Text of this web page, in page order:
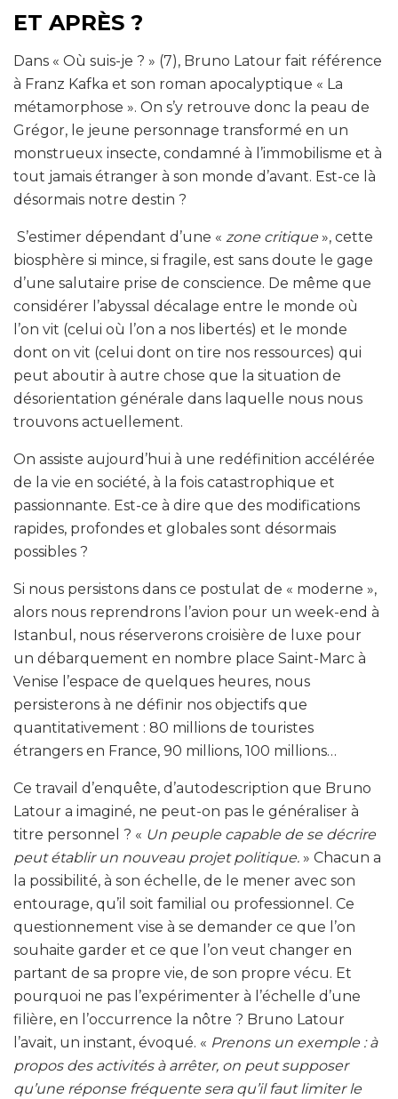
ET APRÈS ?
Dans « Où suis-je ? » (7), Bruno Latour fait référence
à Franz Kafka et son roman apocalyptique « La
métamorphose ». On s’y retrouve donc la peau de
Grégor, le jeune personnage transformé en un
monstrueux insecte, condamné à l’immobilisme et à
tout jamais étranger à son monde d’avant. Est-ce là
désormais notre destin ?
S’estimer dépendant d’une « zone critique », cette
biosphère si mince, si fragile, est sans doute le gage
d’une salutaire prise de conscience. De même que
considérer l’abyssal décalage entre le monde où
l’on vit (celui où l’on a nos libertés) et le monde
dont on vit (celui dont on tire nos ressources) qui
peut aboutir à autre chose que la situation de
désorientation générale dans laquelle nous nous
trouvons actuellement.
On assiste aujourd’hui à une redéfinition accélérée
de la vie en société, à la fois catastrophique et
passionnante. Est-ce à dire que des modifications
rapides, profondes et globales sont désormais
possibles ?
Si nous persistons dans ce postulat de « moderne »,
alors nous reprendrons l’avion pour un week-end à
Istanbul, nous réserverons croisière de luxe pour
un débarquement en nombre place Saint-Marc à
Venise l’espace de quelques heures, nous
persisterons à ne définir nos objectifs que
quantitativement : 80 millions de touristes
étrangers en France, 90 millions, 100 millions…
Ce travail d’enquête, d’autodescription que Bruno
Latour a imaginé, ne peut-on pas le généraliser à
titre personnel ? « Un peuple capable de se décrire
peut établir un nouveau projet politique. » Chacun a
la possibilité, à son échelle, de le mener avec son
entourage, qu’il soit familial ou professionnel. Ce
questionnement vise à se demander ce que l’on
souhaite garder et ce que l’on veut changer en
partant de sa propre vie, de son propre vécu. Et
pourquoi ne pas l’expérimenter à l’échelle d’une
filière, en l’occurrence la nôtre ? Bruno Latour
l’avait, un instant, évoqué. « Prenons un exemple : à
propos des activités à arrêter, on peut supposer
qu’une réponse fréquente sera qu’il faut limiter le